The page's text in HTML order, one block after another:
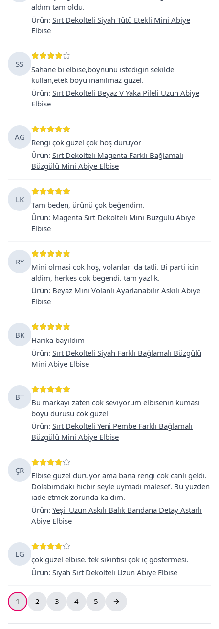
aldım tam oldu.
Ürün: Sırt Dekolteli Siyah Tütü Etekli Mini Abiye
Elbise
SS
Sahane bi elbise,boynunu istedigin sekilde
kullan,etek boyu inanilmaz guzel.
Ürün: Sırt Dekolteli Beyaz V Yaka Pileli Uzun Abiye
Elbise
AG
Rengi çok güzel çok hoş duruyor
Ürün: Sırt Dekolteli Magenta Farklı Bağlamalı
Büzgülü Mini Abiye Elbise
LK
Tam beden, ürünü çok beğendim.
Ürün: Magenta Sırt Dekolteli Mini Büzgülü Abiye
Elbise
RY
Mini olmasi cok hoş, volanlari da tatli. Bi parti icin
aldim, herkes cok begendi. tam yazlik.
Ürün: Beyaz Mini Volanlı Ayarlanabilir Askılı Abiye
Elbise
BK
Harika bayıldım
Ürün: Sırt Dekolteli Siyah Farklı Bağlamalı Büzgülü
Mini Abiye Elbise
BT
Bu markayı zaten cok seviyorum elbisenin kumasi
boyu durusu cok güzel
Ürün: Sırt Dekolteli Yeni Pembe Farklı Bağlamalı
Büzgülü Mini Abiye Elbise
ÇR
Elbise guzel duruyor ama bana rengi cok canli geldi.
Dolabimdaki hicbir seyle uymadi malesef. Bu yuzden
iade etmek zorunda kaldim.
Ürün: Yeşil Uzun Askılı Balık Bandana Detay Astarlı
Abiye Elbise
LG
çok güzel elbise. tek sıkıntısı çok iç göstermesi.
Ürün: Siyah Sırt Dekolteli Uzun Abiye Elbise
1 2 3 4 5